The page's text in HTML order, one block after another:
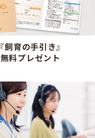
『飼育の手引き』
無料プレゼント